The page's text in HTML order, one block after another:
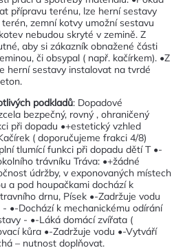
přípravu terénu, lze herní sestavy
zemní kotvy umožní sestavu
nebudou skryté v zemině. Z
aby si zákazník obnažené části
či obsypal ( např. kačírkem). •Z
herní sestavy instalovat na tvrdé
podkladů: Dopadové
bezpečný, rovný , ohraničený
při dopadu •+estetický vzhled
( doporučujeme frakci 4/8)
tlumící funkci při dopadu dětí T •-
trávníku Tráva: •+žádné
údržby, v exponovaných místech
a pod houpačkami dochází k
drnu, Písek •-Zadržuje vodu
•-Dochází k mechanickému odírání
- •-Láká domácí zvířata (
kůra •-Zadržuje vodu •-Vytváří
– nutnost doplňovat.